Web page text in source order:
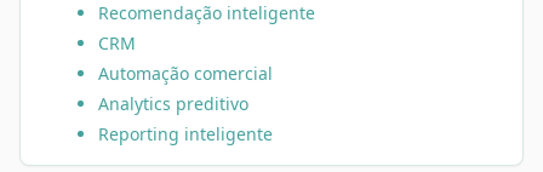
Recomendação inteligente
CRM
Automação comercial
Analytics preditivo
Reporting inteligente